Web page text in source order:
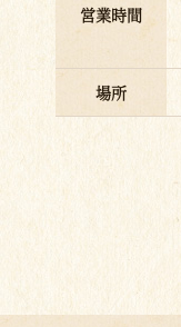
営業時間
場所